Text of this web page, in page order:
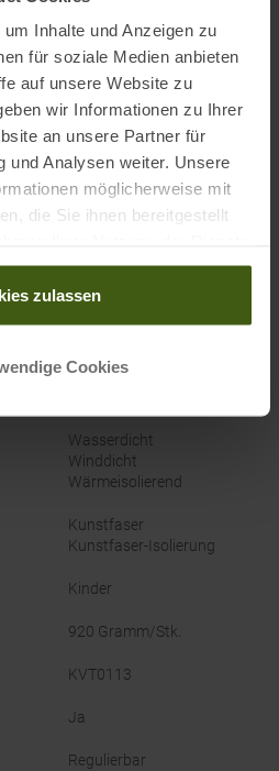
Inhalte und Anzeigen zu
für soziale Medien anbieten
auf unsere Website zu
wir Informationen zu Ihrer
an unsere Partner für
und Analysen weiter. Unsere
möglicherweise mit
die Sie ihnen bereitgestellt
zulassen
Cookies
Schneefang
Wasserdicht
Winddicht
Wärmeisolierend
Kunstfaser
Kunstfaser-Isolierung
Kinder
920 Gramm/Stk.
KVT0113
Ja
Regulierbar